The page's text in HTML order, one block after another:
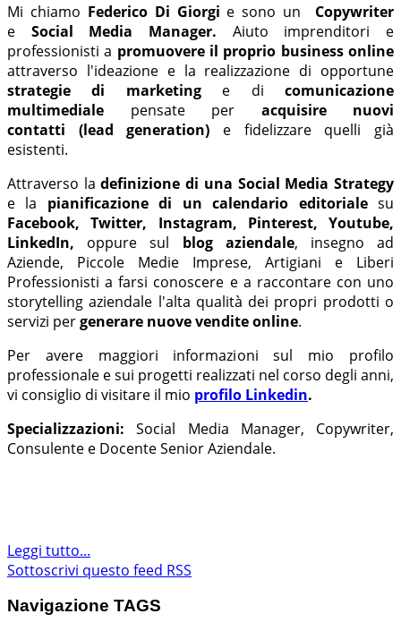
Mi chiamo Federico Di Giorgi e sono un Copywriter
e Social Media Manager. Aiuto imprenditori e
professionisti a promuovere il proprio business online
attraverso l'ideazione e la realizzazione di opportune
strategie di marketinge dicomunicazione
multimediale pensate per acquisire nuovi
contatti
(lead generation) e fidelizzare quelli già
esistenti.
Attraverso ladefinizione di una Social Media Strategy
e la pianificazione di un calendario editorialesu
Facebook,
Twitter, Instagram, Pinterest, Youtube,
LinkedIn, oppure sul blog aziendale, insegno ad
Aziende, Piccole Medie Imprese, Artigiani e Liberi
Professionisti a farsi conoscere e a raccontare con uno
storytelling aziendale l'alta qualità dei propri prodotti o
servizi pergenerare nuove vendite online.
Per avere maggiori informazioni sul mio profilo
professionale e sui progetti realizzati nel corso degli anni,
vi consiglio di visitare il mio profilo Linkedin.
Specializzazioni:Social Media Manager, Copywriter,
Consulente e Docente Senior Aziendale.
Leggi tutto...
Sottoscrivi questo feed RSS
Navigazione TAGS